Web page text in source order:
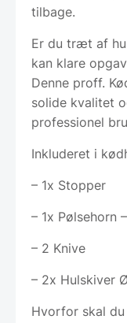
tilbage.
Er du træt af
kan klare
Denne proff.
solide kvalitet
professionel
Inkluderet i
– 1x Stopper
– 1x Pølsehorn
– 2 Knive
– 2x Hulskiver
Hvorfor skal